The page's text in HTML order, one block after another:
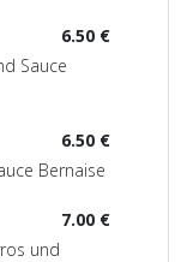
6.50 €
Sauce
6.50 €
Bernaise
7.00 €
und